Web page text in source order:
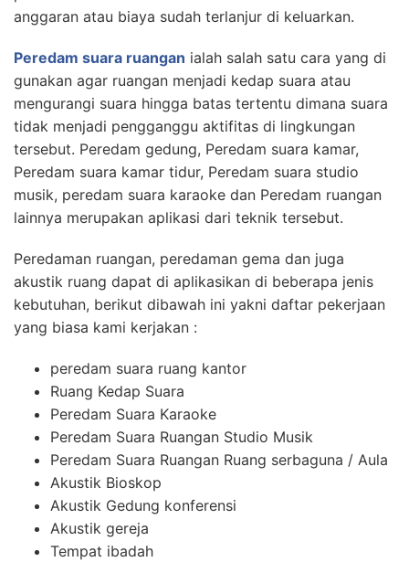
anggaran atau biaya sudah terlanjur di keluarkan.
Peredam suara ruangan ialah salah satu cara yang di
gunakan agar ruangan menjadi kedap suara atau
mengurangi suara hingga batas tertentu dimana suara
tidak menjadi pengganggu aktifitas di lingkungan
tersebut. Peredam gedung, Peredam suara kamar,
Peredam suara kamar tidur, Peredam suara studio
musik, peredam suara karaoke dan Peredam ruangan
lainnya merupakan aplikasi dari teknik tersebut.
Peredaman ruangan, peredaman gema dan juga
akustik ruang dapat di aplikasikan di beberapa jenis
kebutuhan, berikut dibawah ini yakni daftar pekerjaan
yang biasa kami kerjakan :
peredam suara ruang kantor
Ruang Kedap Suara
Peredam Suara Karaoke
Peredam Suara Ruangan Studio Musik
Peredam Suara Ruangan Ruang serbaguna / Aula
Akustik Bioskop
Akustik Gedung konferensi
Akustik gereja
Tempat ibadah